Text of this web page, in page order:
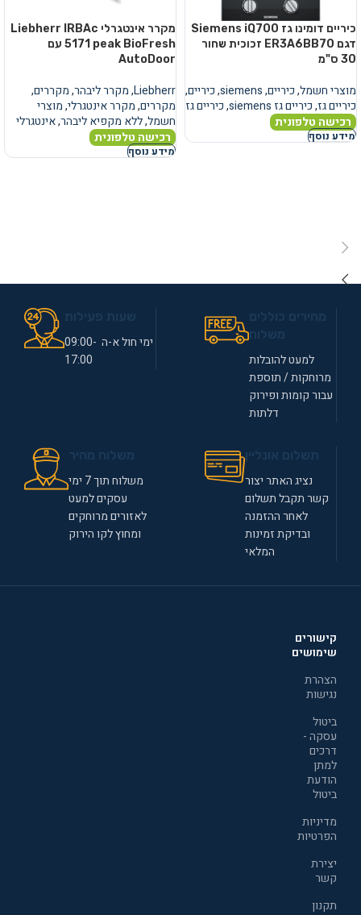
כיריים דומינו גז Siemens iQ700
דגם ER3A6BB70 זכוכית שחור
30 ס"מ
מוצרי חשמל,כיריים,
siemens
,כיריים,
כיריים גז,כיריים גז siemens ,כיריים גז
רכישה טלפונית
מידע נוסף
מקרר אינטגרלי Liebherr IRBAc
5171 peak BioFresh עם
AutoDoor
Liebherr
,מקרר ליבהר,מקררים,
מקררים,מקרר אינטגרלי,מוצרי
חשמל,ללא מקפיא ליבהר,אינטגרלי
רכישה טלפונית
מידע נוסף
למעט להובלות
מרוחקות / תוספת
עבור קומות ופירוק
דלתות
ימי חול א-ה 09:00-
17:00
נציג האתר יצור
קשר תקבל תשלום
לאחר ההזמנה
ובדיקת זמינות
המלאי
משלוח תוך 7 ימי
עסקים למעט
לאזורים מרוחקים
ומחוץ לקו הירוק
קישורים
שימושים
הצהרת
נגישות
ביטול
עסקה -
דרכים
למתן
הודעת
ביטול
מדיניות
הפרטיות
יצירת
קשר
תקנון